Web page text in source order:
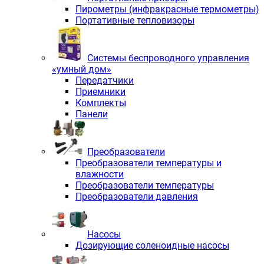
Пирометры (инфракрасные термометры)
Портативные тепловизоры
Системы беспроводного управления
«умный дом»
Передатчики
Приемники
Комплекты
Панели
Преобразователи
Преобразователи температуры и
влажности
Преобразователи температуры
Преобразователи давления
Насосы
Дозирующие соленоидные насосы